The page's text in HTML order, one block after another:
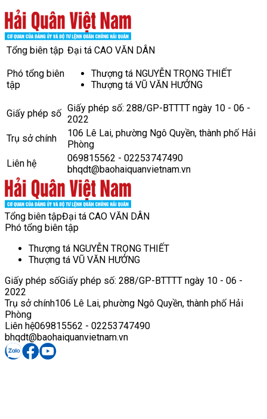
Tổng biên tập Đại tá CAO VĂN DÂN
Phó tổng biên
tập
Thượng tá NGUYỄN TRỌNG THIẾT
Thượng tá VŨ VĂN HƯỞNG
Giấy phép số Giấy phép số: 288/GP-BTTTT ngày 10 - 06 -
2022
Trụ sở chính
106 Lê Lai, phường Ngô Quyền, thành phố Hải
Phòng
Liên hệ
069815562 - 02253747490
bhqdt@baohaiquanvietnam.vn
Tổng biên tậpĐại tá CAO VĂN DÂN
Phó tổng biên tập
Thượng tá NGUYỄN TRỌNG THIẾT
Thượng tá VŨ VĂN HƯỞNG
Giấy phép sốGiấy phép số: 288/GP-BTTTT ngày 10 - 06 -
2022
Trụ sở chính106 Lê Lai, phường Ngô Quyền, thành phố Hải
Phòng
Liên hệ069815562 - 02253747490
bhqdt@baohaiquanvietnam.vn